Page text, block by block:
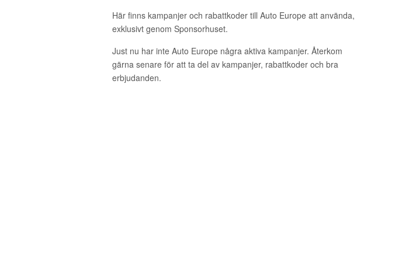
Här finns kampanjer och rabattkoder till Auto Europe att använda,
exklusivt genom Sponsorhuset.
Just nu har inte Auto Europe några aktiva kampanjer. Återkom
gärna senare för att ta del av kampanjer, rabattkoder och bra
erbjudanden.